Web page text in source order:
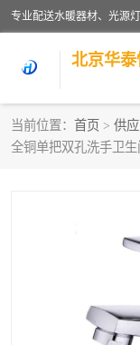
北京华泰
当前位置： 首页 > 供
全铜单把双孔洗手卫
水暖阀门